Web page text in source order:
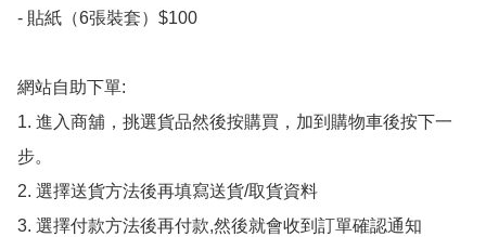
- 貼紙（6張裝套）$100
網站自助下單:
1. 進入商舖，挑選貨品然後按購買，加到購物車後按下一
步。
2. 選擇送貨方法後再填寫送貨/取貨資料
3. 選擇付款方法後再付款,然後就會收到訂單確認通知